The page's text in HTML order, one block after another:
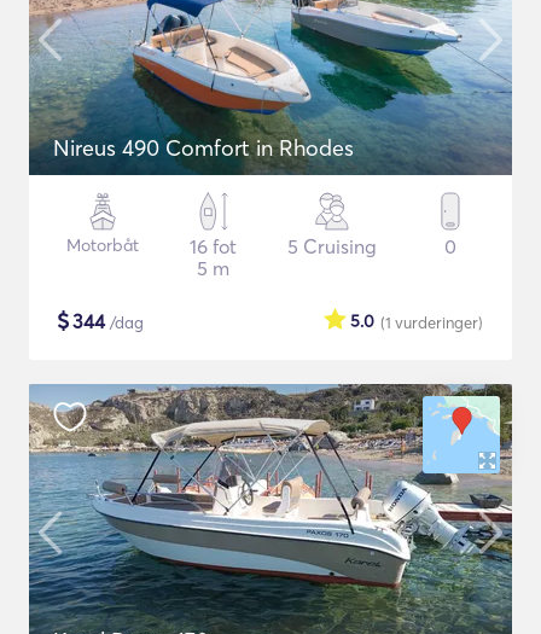
Nireus 490 Comfort in Rhodes
Motorbåt
16 fot
5 m
5 Cruising 0
$344/dag (1 vurderinger)
5.0